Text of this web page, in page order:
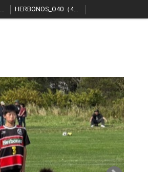
HERBONOS（社会人） HERBONOS_O40（40歳以上）